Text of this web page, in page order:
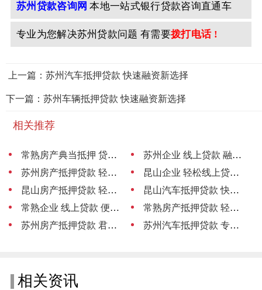
苏州贷款咨询网 本地一站式银行贷款咨询直通车
专业为您解决苏州贷款问题 有需要拨打电话 !
上一篇：苏州汽车抵押贷款 快速融资新选择
下一篇：苏州车辆抵押贷款 快速融资新选择
相关推荐
常熟房产典当抵押 贷款轻松解决
苏州企业 线上贷款 融资新通道
苏州房产抵押贷款 轻松贷出财富路
昆山企业 轻松线上贷款 资金无忧
昆山房产抵押贷款 轻松贷 手续简便
昆山汽车抵押贷款 快速放款 安心无忧
常熟企业 线上贷款 便捷融资新选择
常熟房产抵押贷款 轻松贷
苏州房产抵押贷款 君联助力轻松融资
苏州汽车抵押贷款 专业中介服务
相关资讯